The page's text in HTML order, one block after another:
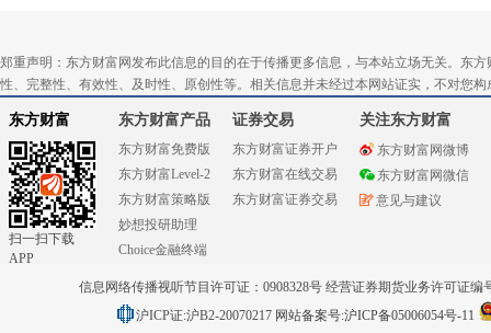
郑重声明：东方财富网发布此信息的目的在于传播更多信息，与本站立场无关。东
性、完整性、有效性、及时性、原创性等。相关信息并未经过本网站证实，不对您
东方财富
扫一扫下载
APP
东方财富产品
东方财富免费版
东方财富Level-2
东方财富策略版
妙想投研助理
Choice金融终端
证券交易
东方财富证券开户
东方财富在线交易
东方财富证券交易
关注东方财富
东方财富网微博
东方财富网微信
意见与建议
信息网络传播视听节目许可证：0908328号 经营证券期货业务许可证编
沪ICP证:沪B2-20070217 网站备案号:沪ICP备05006054号-11